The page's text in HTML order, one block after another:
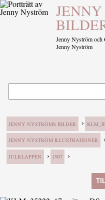
Jenny Nyström och
Jenny Nyström
JENNY NYSTRÖMS BILDER ›
JENNY NYSTRÖM ILLUSTRATIONER ›
JULKLAPPEN › 1907 ›